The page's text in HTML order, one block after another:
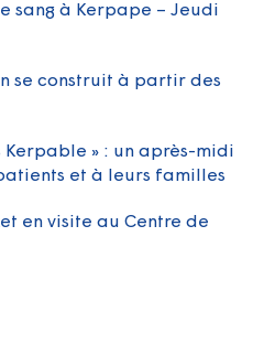
sang à Kerpape – Jeudi
se construit à partir des
Kerpable » : un après-midi
et à leurs familles
en visite au Centre de